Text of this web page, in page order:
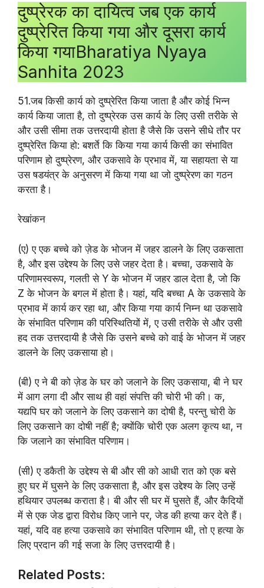
दुष्प्रेरक का दायित्व जब एक कार्य
दुष्प्रेरित किया गया और दूसरा कार्य
किया गयाBharatiya Nyaya
Sanhita 2023
51.जब किसी कार्य को दुष्प्रेरित किया जाता है और कोई भिन्न
कार्य किया जाता है, तो दुष्प्रेरक उस कार्य के लिए उसी तरीके से
और उसी सीमा तक उत्तरदायी होता है जैसे कि उसने सीधे तौर पर
दुष्प्रेरित किया हो: बशर्ते कि किया गया कार्य किसी का संभावित
परिणाम हो दुष्प्रेरण, और उकसावे के प्रभाव में, या सहायता से या
उस षडयंत्र के अनुसरण में किया गया था जो दुष्प्रेरण का गठन
करता है।
रेखांकन
(ए) ए एक बच्चे को ज़ेड के भोजन में जहर डालने के लिए उकसाता
है, और इस उद्देश्य के लिए उसे जहर देता है। बच्चा, उकसावे के
परिणामस्वरूप, गलती से Y के भोजन में जहर डाल देता है, जो कि
Z के भोजन के बगल में होता है। यहां, यदि बच्चा A के उकसावे के
प्रभाव में कार्य कर रहा था, और किया गया कार्य निम्न था उकसावे
के संभावित परिणाम की परिस्थितियों में, ए उसी तरीके से और उसी
हद तक उत्तरदायी है जैसे कि उसने बच्चे को वाई के भोजन में जहर
डालने के लिए उकसाया हो।
(बी) ए ने बी को ज़ेड के घर को जलाने के लिए उकसाया, बी ने घर
में आग लगा दी और साथ ही वहां संपत्ति की चोरी भी की। क,
यद्यपि घर को जलाने के लिए उकसाने का दोषी है, परन्तु चोरी के
लिए उकसाने का दोषी नहीं है; क्योंकि चोरी एक अलग कृत्य था, न
कि जलाने का संभावित परिणाम।
(सी) ए डकैती के उद्देश्य से बी और सी को आधी रात को एक बसे
हुए घर में घुसने के लिए उकसाता है, और इस उद्देश्य के लिए उन्हें
हथियार उपलब्ध कराता है। बी और सी घर में घुसते हैं, और कैदियों
में से एक जेड द्वारा विरोध किए जाने पर, जेड की हत्या कर देते हैं।
यहां, यदि वह हत्या उकसावे का संभावित परिणाम थी, तो ए हत्या के
लिए प्रदान की गई सजा के लिए उत्तरदायी है।
Related Posts: